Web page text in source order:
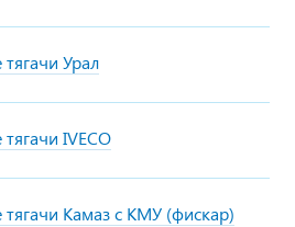
Урал
IVECO
Камаз с КМУ (фискар)